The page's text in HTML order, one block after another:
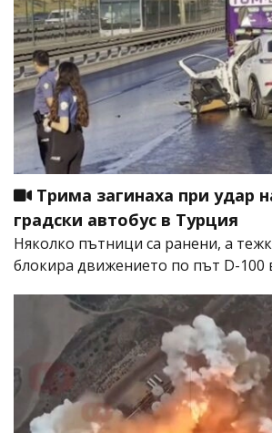
Трима загинаха при удар
градски автобус в Турция
Няколко пътници са ранени, а
блокира движението по път D-100